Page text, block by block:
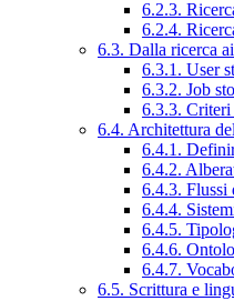
6.2.3.
6.2.4.
6.3. Dalla ricerca
6.3.1. User
6.3.2. Job
6.3.3. Criteri
6.4. Architettura
6.4.1.
6.4.2.
6.4.3. Flussi
6.4.4.
6.4.5.
6.4.6.
6.4.7.
6.5. Scrittura e